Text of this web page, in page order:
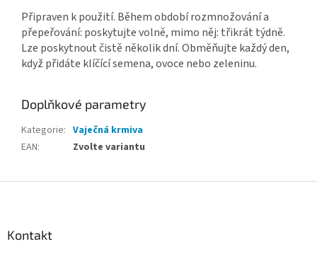
Připraven k použití. Během období rozmnožování a
přepeřování: poskytujte volně, mimo něj: třikrát týdně.
Lze poskytnout čistě několik dní. Obměňujte každý den,
když přidáte klíčící semena, ovoce nebo zeleninu.
Doplňkové parametry
Kategorie: Vaječná krmiva
EAN: Zvolte variantu
Kontakt